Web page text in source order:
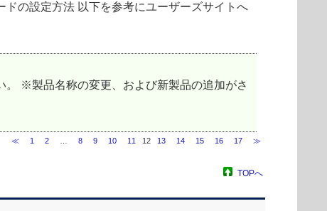
の設定方法 以下を参考にユーザーズサイトへ
※製品名称の変更、および新製品の追加がさ
≪ 1 2 8 9 10 11 12 13 14 15 16 17 ≫
TOPへ